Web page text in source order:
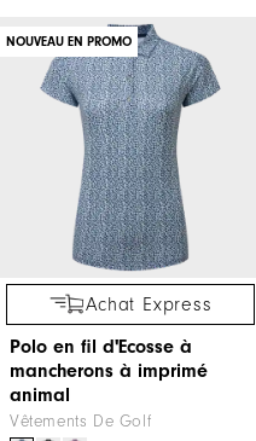
NOUVEAU EN PROMO
Achat Express
Polo en fil d'Ecosse à
mancherons à imprimé
animal
Vêtements De Golf